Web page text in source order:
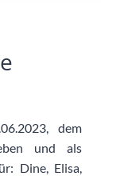
dem
und als
Dine, Elisa,